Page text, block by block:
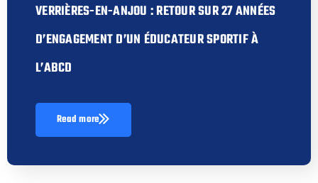
VERRIÈRES-EN-ANJOU : RETOUR SUR 27 ANNÉES
D’ENGAGEMENT D’UN ÉDUCATEUR SPORTIF À
L’ABCD
Read more